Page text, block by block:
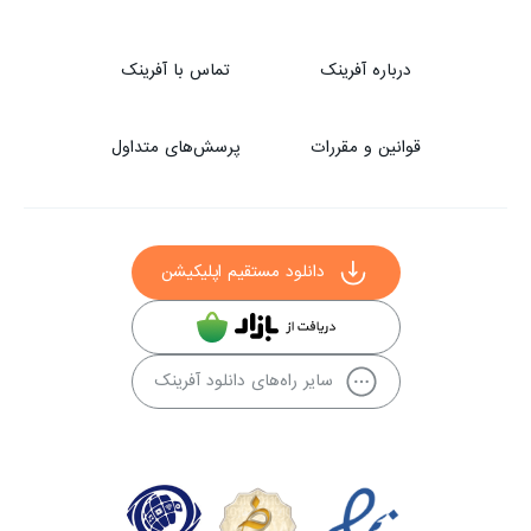
درباره آفرینک تماس با آفرینک
قوانین و مقررات پرسش‌های متداول
دانلود مستقیم اپلیکیشن
سایر راه‌های دانلود آفرینک